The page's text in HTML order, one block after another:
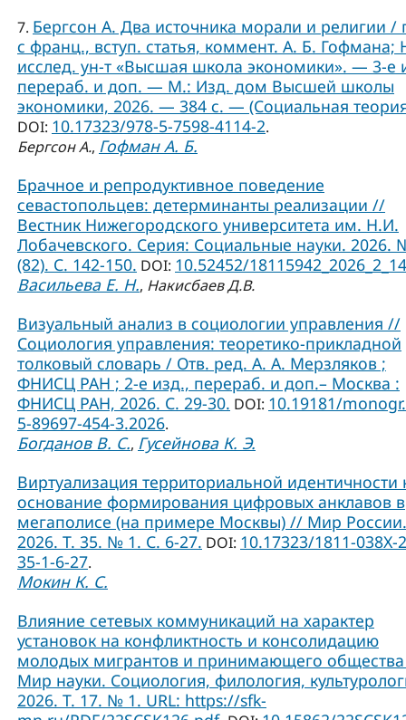
7. Бергсон А. Два источника морали и религии /
с франц., вступ. статья, коммент. А. Б. Гофмана;
исслед. ун-т «Высшая школа экономики». — 3-е
перераб. и доп. — М.: Изд. дом Высшей школы
экономики, 2026. — 384 с. — (Социальная
DOI: 10.17323/978-5-7598-4114-2.
Бергсон А., Гофман А. Б.
Брачное и репродуктивное поведение
севастопольцев: детерминанты реализации //
Вестник Нижегородского университета им. Н.И.
Лобачевского. Серия: Социальные науки. 2026.
(82). С. 142-150. DOI: 10.52452/
Васильева Е. Н., Накисбаев Д.В.
Визуальный анализ в социологии управления //
Социология управления: теоретико-прикладной
толковый словарь / Отв. ред. А. А. Мерзляков ;
ФНИСЦ РАН ; 2-е изд., перераб. и доп.– Москва :
ФНИСЦ РАН, 2026. С. 29-30. DOI: 10.19181/
5-89697-454-3.2026.
Богданов В. С., Гусейнова К. Э.
Виртуализация территориальной идентичности
основание формирования цифровых анклавов в
мегаполисе (на примере Москвы) // Мир России.
2026. Т. 35. № 1. С. 6-27. DOI: 10.17323/1811-038Х-
35-1-6-27.
Мокин К. С.
Влияние сетевых коммуникаций на характер
установок на конфликтность и консолидацию
молодых мигрантов и принимающего
Мир науки. Социология, филология,
2026. Т. 17. № 1. URL: https://sfk-